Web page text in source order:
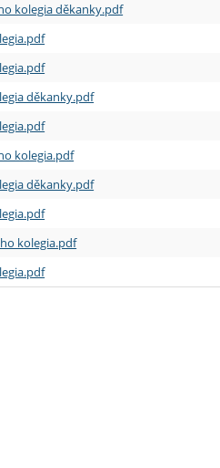
kolegia děkanky.pdf
děkanky.pdf
kolegia.pdf
děkanky.pdf
kolegia.pdf